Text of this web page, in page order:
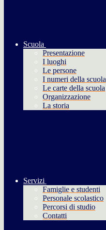
Scuola
Presentazione
I luoghi
Le persone
I numeri della scuola
Le carte della scuola
Organizzazione
La storia
Servizi
Famiglie e studenti
Personale scolastico
Percorsi di studio
Contatti